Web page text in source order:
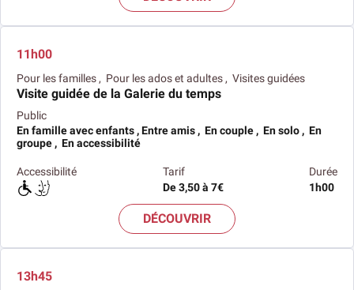
11h00
Pour les familles , Pour les ados et adultes , Visites guidées
Visite guidée de la Galerie du temps
Public
En famille avec enfants , Entre amis , En couple , En solo , En
groupe , En accessibilité
Durée
1h00
Tarif
De 3,50 à 7€
Accessibilité
DÉCOUVRIR
13h45